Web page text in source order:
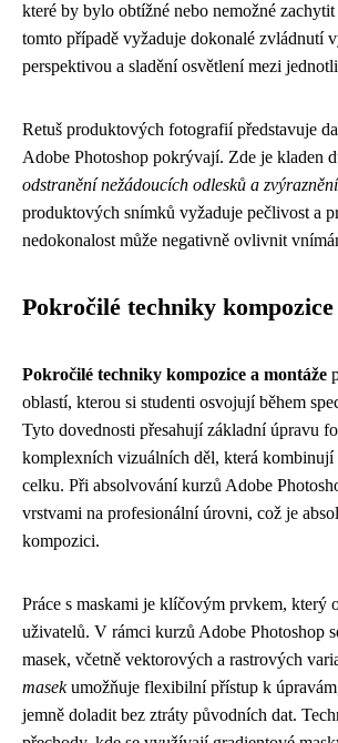
které by bylo obtížné nebo nemožné
tomto případě vyžaduje dokonalé zvládnutí
perspektivou a sladění osvětlení mezi
Retuš produktových fotografií představuje
Adobe Photoshop pokrývají. Zde je kladen
odstranění nežádoucích odlesků a
produktových snímků vyžaduje pečlivost a
nedokonalost může negativně ovlivnit
Pokročilé techniky kompozice
Pokročilé techniky kompozice a montáže
oblastí, kterou si studenti osvojují během
Tyto dovednosti přesahují základní úpravu
komplexních vizuálních děl, která
celku. Při absolvování kurzů Adobe
vrstvami na profesionální úrovni, což je
kompozici.
Práce s maskami je klíčovým prvkem, který
uživatelů. V rámci kurzů Adobe Photoshop
masek, včetně vektorových a rastrových
masekumožňuje flexibilní přístup k
jemně doladit bez ztráty původních dat.